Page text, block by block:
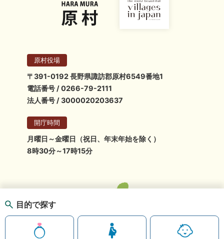
目的で探す
原村役場
〒391-0192 長野県諏訪郡原村6549番地1
電話番号 / 0266-79-2111
法人番号 / 3000020203637
開庁時間
月曜日～金曜日（祝日、年末年始を除く）
8時30分～17時15分